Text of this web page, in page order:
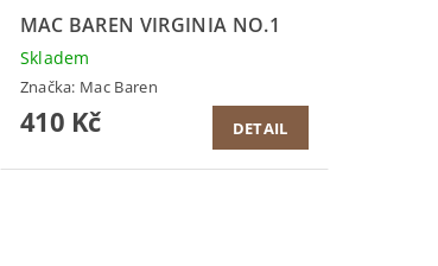
MAC BAREN VIRGINIA NO.1
Skladem
Značka: Mac Baren
410 Kč DETAIL